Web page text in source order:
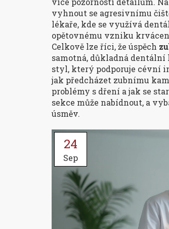
vyhnout se agresivnímu
lékaře, kde se využívá
opětovnému vzniku
Celkově lze říci, že úspěch
samotná, důkladná
styl, který podporuje cévní
jak předcházet zubnímu
problémy s dření a jak se
sekce může nabídnout, a
úsměv.
24
Sep